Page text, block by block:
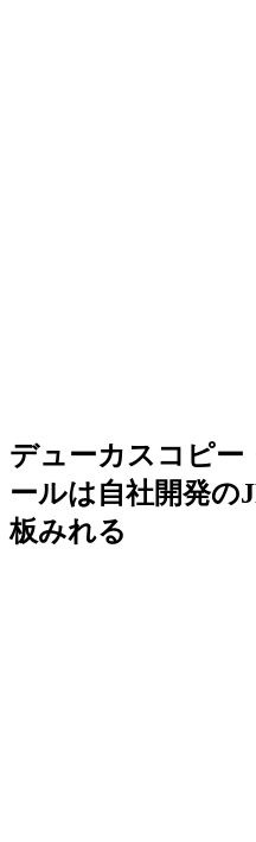
デューカスコピー
ールは自社開発の
板みれる